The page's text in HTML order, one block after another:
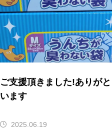
ご支援頂きました!ありが
います
2025.06.19